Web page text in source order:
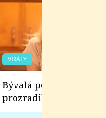
VIRÁLY
Bývalá pornoherečka
prozradila, co ji
natáčení Euforie.